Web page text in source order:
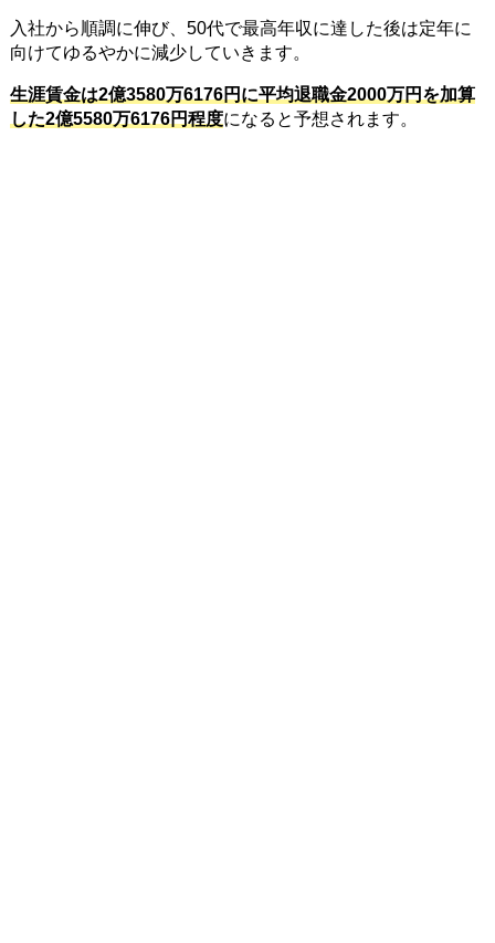
入社から順調に伸び、50代で最高年収に達した後は定年に
向けてゆるやかに減少していきます。
生涯賃金は2億3580万6176円に平均退職金2000万円を加算
した2億5580万6176円程度になると予想されます。